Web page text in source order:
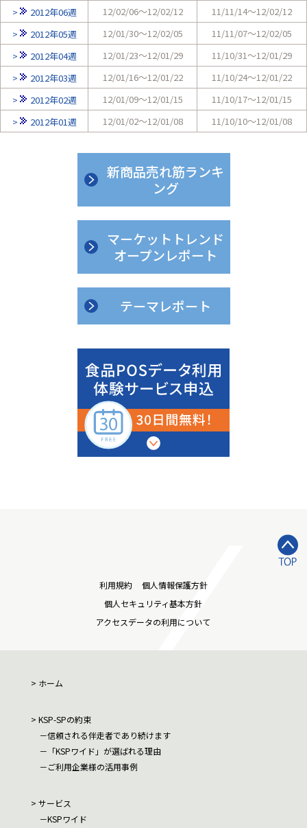
2012年06週 12/02/06～12/02/12
11/11/14～12/02/12
2012年05週
12/01/30～12/02/05
11/11/07～12/02/05
2012年04週
12/01/23～12/01/29
11/10/31～12/01/29
2012年03週
12/01/16～12/01/22
11/10/24～12/01/22
2012年02週
12/01/09～12/01/15
11/10/17～12/01/15
2012年01週
12/01/02～12/01/08 11/10/10～12/01/08
新商品売れ筋ランキ
ング
マーケットトレンド
オープンレポート
テーマレポート
利用規約
個人情報保護方針
個人セキュリティ基本方針
アクセスデータの利用について
ホーム
KSP-SPの約束
信頼される伴走者であり続けます
「KSPワイド」が選ばれる理由
ご利用企業様の活用事例
サービス
KSPワイド